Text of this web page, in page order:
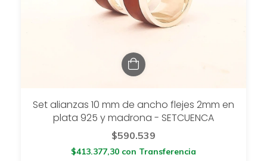
Set alianzas 10 mm de ancho flejes 2mm en
plata 925 y madrona - SETCUENCA
$590.539
$413.377,30 con Transferencia